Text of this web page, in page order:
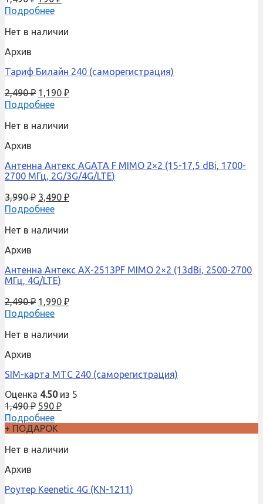
Подробнее
Нет в наличии
Архив
Тариф Билайн 240 (саморегистрация)
2,490₽ 1,190 ₽
Подробнее
Нет в наличии
Архив
Антенна Антекс AGATA F MIMO 2×2 (15-17,5 dBi, 1700-
2700 МГц, 2G/3G/4G/LTE)
3,990₽ 3,490 ₽
Подробнее
Нет в наличии
Архив
Антенна Антекс AX-2513PF MIMO 2×2 (13dBi, 2500-2700
МГц, 4G/LTE)
2,490₽ 1,990 ₽
Подробнее
Нет в наличии
Архив
SIM-карта МТС 240 (саморегистрация)
Оценка 4.50из 5
1,490₽ 590 ₽
Подробнее
+ ПОДАРОК
Нет в наличии
Архив
Роутер Keenetic 4G (KN-1211)